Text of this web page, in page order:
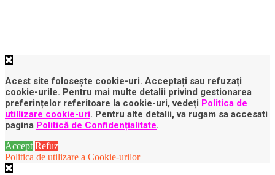
Acest site folosește cookie-uri. Acceptați sau refuzați
cookie-urile. Pentru mai multe detalii privind gestionarea
preferințelor referitoare la cookie-uri, vedeți Politica de
utillizare cookie-uri. Pentru alte detalii, va rugam sa accesati
pagina Politică de Confidențialitate.
Accept Refuz
Politica de utilizare a Cookie-urilor